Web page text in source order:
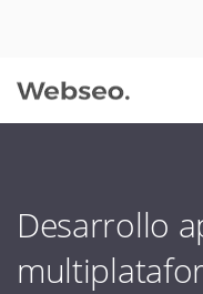
Desarrollo09:30